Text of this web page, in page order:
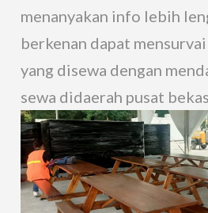
menanyakan info lebih
berkenan dapat
yang disewa dengan
sewa didaerah pusat